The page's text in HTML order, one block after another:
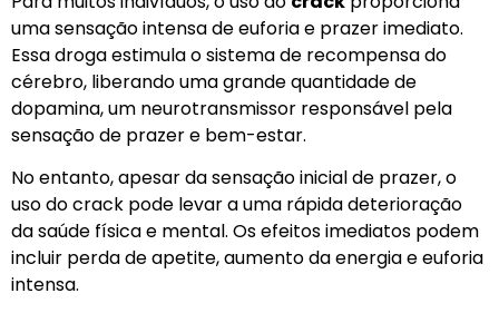
uma sensação intensa de euforia e prazer imediato.
Essa droga estimula o sistema de recompensa do
cérebro, liberando uma grande quantidade de
dopamina, um neurotransmissor responsável pela
sensação de prazer e bem-estar.
No entanto, apesar da sensação inicial de prazer, o
uso do crack pode levar a uma rápida deterioração
da saúde física e mental. Os efeitos imediatos podem
incluir perda de apetite, aumento da energia e euforia
intensa.